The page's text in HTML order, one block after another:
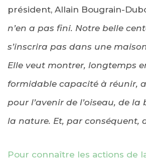
président, Allain Bougrain-
n’en a pas fini. Notre belle
s’inscrira pas dans une
Elle veut montrer, longtemps
formidable capacité à réunir,
pour l’avenir de l’oiseau, de la
la nature. Et, par conséquent,
Pour connaître les actions de